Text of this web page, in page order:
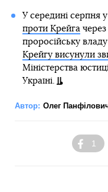
У середині серпня
проти Крейгачерез
проросійську владу
Крейгу висунули
Міністерства
Україні.
Автор: Олег
1